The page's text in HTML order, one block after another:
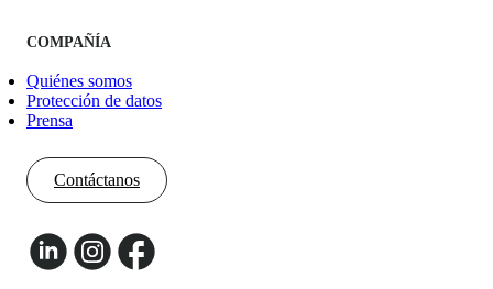
COMPAÑÍA
Quiénes somos
Protección de datos
Prensa
Contáctanos